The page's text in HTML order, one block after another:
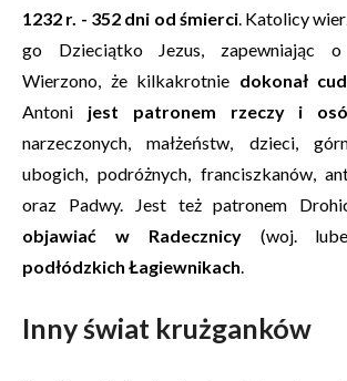
1232 r. - 352 dni od śmierci. Katolicy
go Dzieciątko Jezus, zapewniając
Wierzono, że kilkakrotnie dokonał
Antoni jest patronem rzeczy i
narzeczonych, małżeństw, dzieci,
ubogich, podróżnych, franciszkanów,
oraz Padwy. Jest też patronem
objawiać w Radecznicy(woj.
podłódzkich Łagiewnikach.
Inny świat krużganków